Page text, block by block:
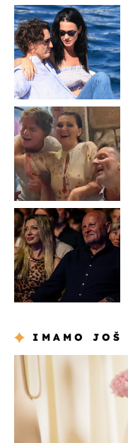
IMAMO JOŠ
moda & ljepota